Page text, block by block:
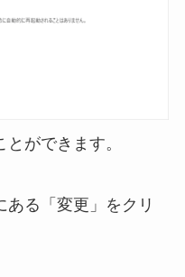
ができます。
る「変更」をクリ